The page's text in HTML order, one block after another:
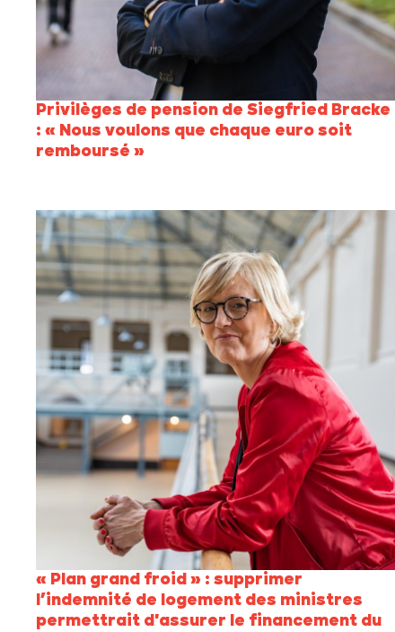
Privilèges de pension de Siegfried Bracke
: « Nous voulons que chaque euro soit
remboursé »
« Plan grand froid » : supprimer
l’indemnité de logement des ministres
permettrait d'assurer le financement du